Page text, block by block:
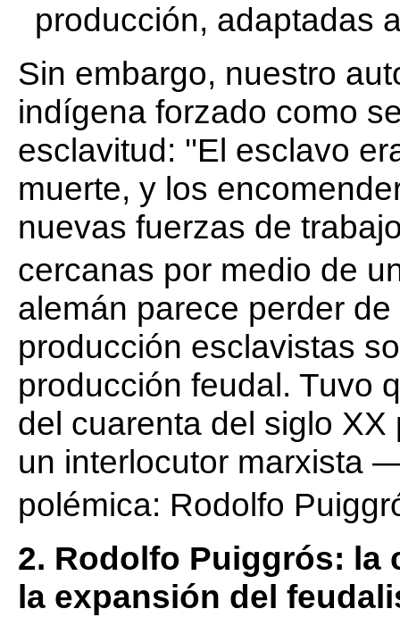
producción, adaptadas
Sin embargo, nuestro
indígena forzado como
esclavitud: ''El esclavo
muerte, y los
nuevas fuerzas de
cercanas por medio de
alemán parece perder
producción esclavistas
producción feudal. Tuvo
del cuarenta del siglo
un interlocutor marxista
polémica: Rodolfo
2. Rodolfo Puiggrós:
la expansión del